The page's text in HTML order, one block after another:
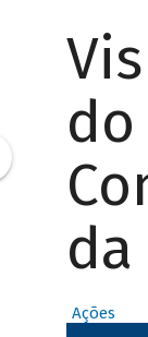
do
da
Ações